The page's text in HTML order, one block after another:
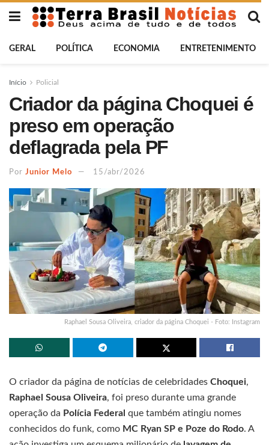
GERAL POLÍTICA ECONOMIA ENTRETENIMENTO
Início Policial
Criador da página Choquei é
preso em operação
deflagrada pela PF
Por Junior Melo 15/abr/2026
Raphael Sousa Oliveira, criador da página Choquei - Foto: Instagram
O criador da página de notícias de celebridades Choquei,
Raphael Sousa Oliveira, foi preso durante uma grande
operação da Polícia Federal que também atingiu nomes
conhecidos do funk, como MC Ryan SP e Poze do Rodo. A